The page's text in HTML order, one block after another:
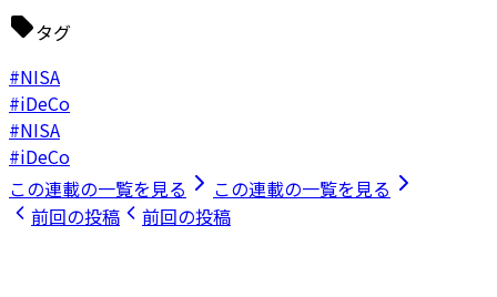
タグ
#NISA
#iDeCo
#NISA
#iDeCo
この連載の一覧を見る
この連載の一覧を見る
前回の投稿
前回の投稿